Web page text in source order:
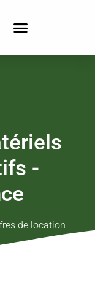
-
de location